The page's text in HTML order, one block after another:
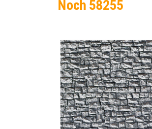
Noch 58255